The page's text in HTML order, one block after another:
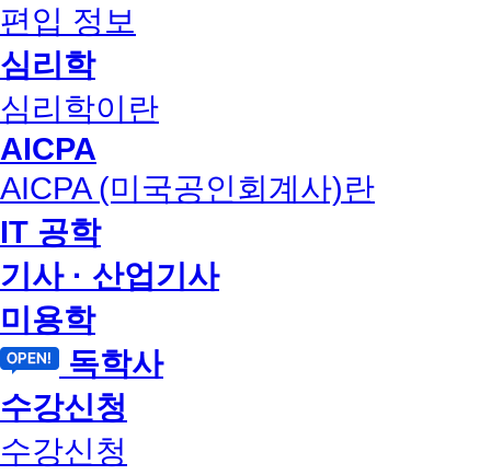
편입 정보
심리학
심리학이란
AICPA
AICPA (미국공인회계사)란
IT 공학
기사 · 산업기사
미용학
독학사
수강신청
수강신청